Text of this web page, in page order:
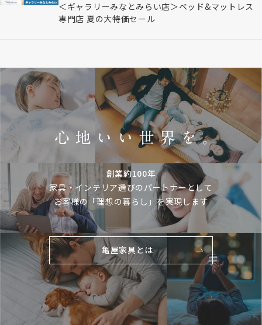
＜ギャラリーみなとみらい店＞ベッド&マットレス
専門店 夏の大特価セール
創業約100年
家具・インテリア選びのパートナーとして
お客様の「理想の暮らし」を実現します
亀屋家具とは